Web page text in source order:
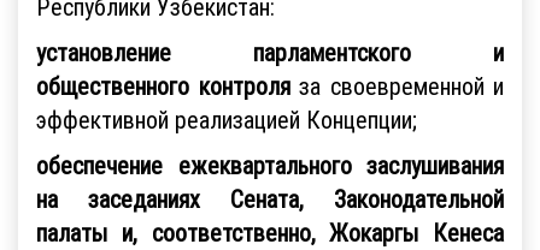
Республики Узбекистан:
установление парламентского и
общественного контроляза своевременной и
эффективной реализацией Концепции;
обеспечение ежеквартального заслушивания
на заседаниях Сената, Законодательной
палаты и, соответственно, Жокаргы Кенеса